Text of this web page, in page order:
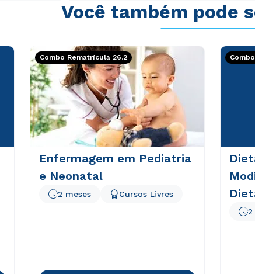
Você também pode
Combo Rematrícula 26.2
Enfermagem em Pediatria
e Neonatal
2 meses Cursos Livres
2
Estou de acordo com a Política de
autorizo que meus dados sejam
envio de conteúdos da Cruzeiro do Sul.
Estou de acordo com a Política de
autorizo que meus dados sejam
envio de conteúdos da Cruzeiro do Sul.